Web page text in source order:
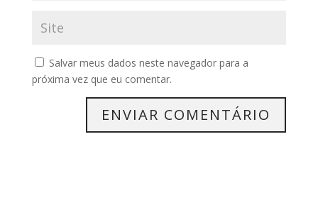
Salvar meus dados neste navegador para a
próxima vez que eu comentar.